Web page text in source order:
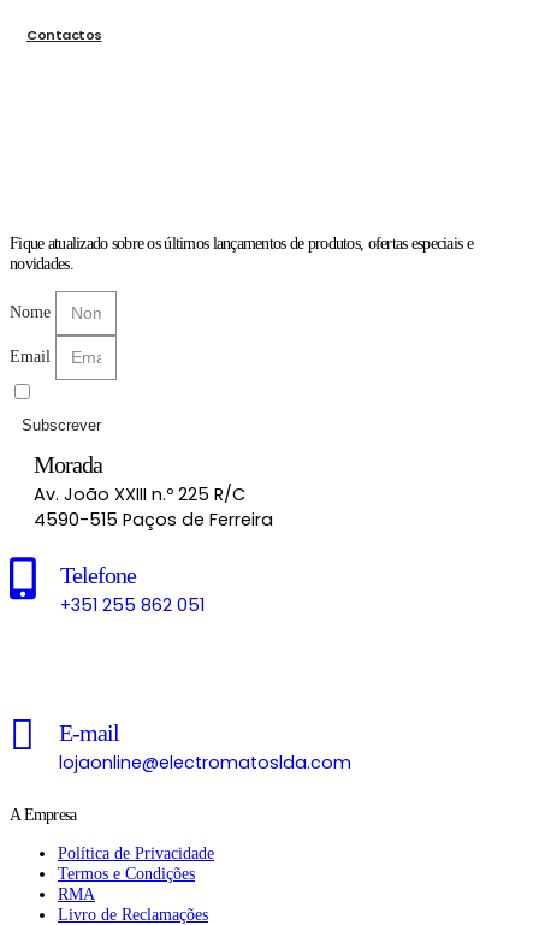
Contactos
Fique atualizado sobre os últimos lançamentos de produtos, ofertas especiais e
novidades.
Nome
Email
Subscrever
Morada
Av. João XXIII n.º 225 R/C
4590-515 Paços de Ferreira
Telefone
+351 255 862 051
E-mail
lojaonline@electromatoslda.com
A Empresa
Política de Privacidade
Termos e Condições
RMA
Livro de Reclamações